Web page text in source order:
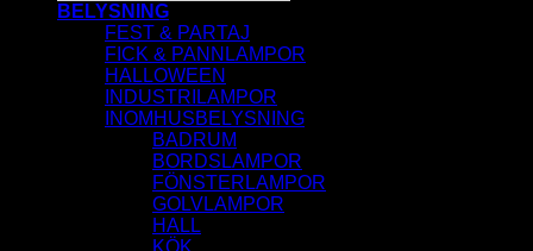
BELYSNING
FEST & PARTAJ
FICK & PANNLAMPOR
HALLOWEEN
INDUSTRILAMPOR
INOMHUSBELYSNING
BADRUM
BORDSLAMPOR
FÖNSTERLAMPOR
GOLVLAMPOR
HALL
KÖK